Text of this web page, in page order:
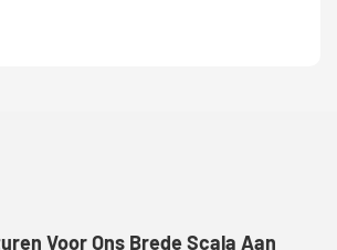
Voor Ons Brede Scala Aan